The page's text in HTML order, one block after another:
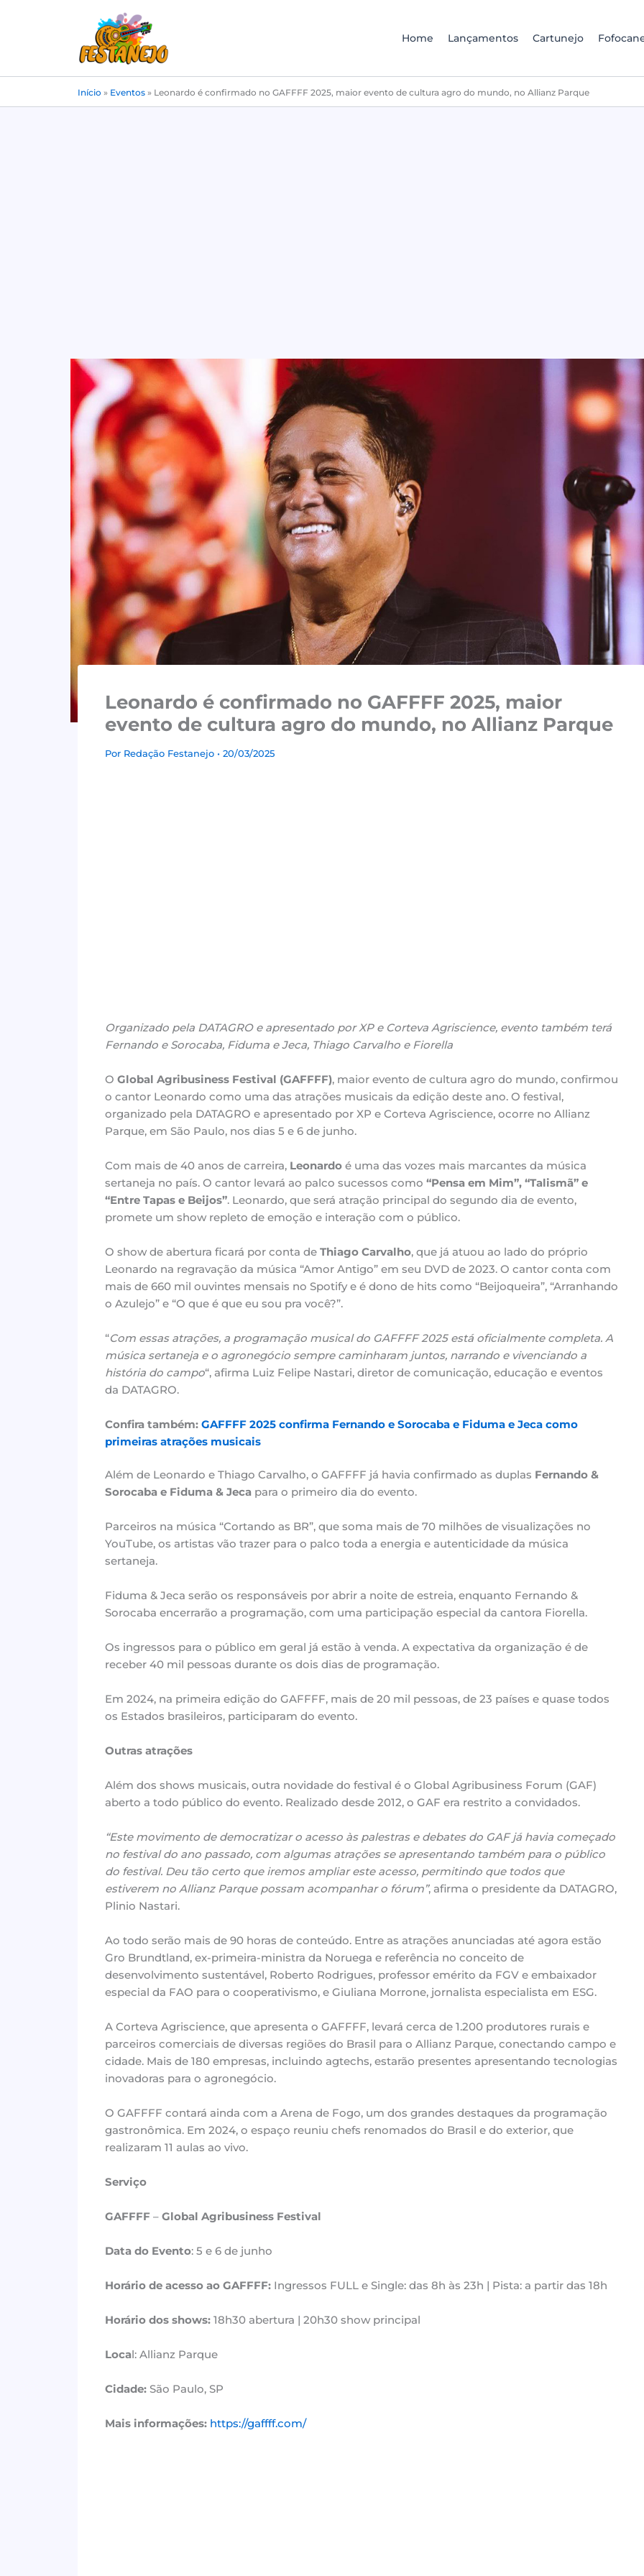
Home Lançamentos Cartunejo
Início » Eventos » Leonardo é confirmado no GAFFFF 2025, maior evento de cultura agro do mundo, no Allianz Parque
Leonardo é confirmado no GAFFFF 2025, maior
evento de cultura agro do mundo, no Allianz Parque
Por Redação Festanejo • 20/03/2025
Organizado pela DATAGRO e apresentado por XP e Corteva Agriscience, evento também terá
Fernando e Sorocaba, Fiduma e Jeca, Thiago Carvalho e Fiorella
O Global Agribusiness Festival (GAFFFF), maior evento de cultura agro do mundo, confirmou
o cantor Leonardo como uma das atrações musicais da edição deste ano. O festival,
organizado pela DATAGRO e apresentado por XP e Corteva Agriscience, ocorre no Allianz
Parque, em São Paulo, nos dias 5 e 6 de junho.
Com mais de 40 anos de carreira, Leonardoé uma das vozes mais marcantes da música
sertaneja no país. O cantor levará ao palco sucessos como “Pensa em Mim”, “Talismã” e
“Entre Tapas e Beijos”. Leonardo, que será atração principal do segundo dia de evento,
promete um show repleto de emoção e interação com o público.
O show de abertura ficará por conta de Thiago Carvalho, que já atuou ao lado do próprio
Leonardo na regravação da música “Amor Antigo” em seu DVD de 2023. O cantor conta com
mais de 660 mil ouvintes mensais no Spotify e é dono de hits como “Beijoqueira”, “Arranhando
o Azulejo” e “O que é que eu sou pra você?”.
“Com essas atrações, a programação musical do GAFFFF 2025 está oficialmente completa. A
música sertaneja e o agronegócio sempre caminharam juntos, narrando e vivenciando a
história do campo“, afirma Luiz Felipe Nastari, diretor de comunicação, educação e eventos
da DATAGRO.
Confira também: GAFFFF 2025 confirma Fernando e Sorocaba e Fiduma e Jeca como
primeiras atrações musicais
Além de Leonardo e Thiago Carvalho, o GAFFFF já havia confirmado as duplas Fernando &
Sorocaba e Fiduma & Jeca para o primeiro dia do evento.
Parceiros na música “Cortando as BR”, que soma mais de 70 milhões de visualizações no
YouTube, os artistas vão trazer para o palco toda a energia e autenticidade da música
sertaneja.
Fiduma & Jeca serão os responsáveis por abrir a noite de estreia, enquanto Fernando &
Sorocaba encerrarão a programação, com uma participação especial da cantora Fiorella.
Os ingressos para o público em geral já estão à venda. A expectativa da organização é de
receber 40 mil pessoas durante os dois dias de programação.
Em 2024, na primeira edição do GAFFFF, mais de 20 mil pessoas, de 23 países e quase todos
os Estados brasileiros, participaram do evento.
Outras atrações
Além dos shows musicais, outra novidade do festival é o Global Agribusiness Forum (GAF)
aberto a todo público do evento. Realizado desde 2012, o GAF era restrito a convidados.
“Este movimento de democratizar o acesso às palestras e debates do GAF já havia começado
no festival do ano passado, com algumas atrações se apresentando também para o público
do festival. Deu tão certo que iremos ampliar este acesso, permitindo que todos que
estiverem no Allianz Parque possam acompanhar o fórum”, afirma o presidente da DATAGRO,
Plinio Nastari.
Ao todo serão mais de 90 horas de conteúdo. Entre as atrações anunciadas até agora estão
Gro Brundtland, ex-primeira-ministra da Noruega e referência no conceito de
desenvolvimento sustentável, Roberto Rodrigues, professor emérito da FGV e embaixador
especial da FAO para o cooperativismo, e Giuliana Morrone, jornalista especialista em ESG.
A Corteva Agriscience, que apresenta o GAFFFF, levará cerca de 1.200 produtores rurais e
parceiros comerciais de diversas regiões do Brasil para o Allianz Parque, conectando campo e
cidade. Mais de 180 empresas, incluindo agtechs, estarão presentes apresentando tecnologias
inovadoras para o agronegócio.
O GAFFFF contará ainda com a Arena de Fogo, um dos grandes destaques da programação
gastronômica. Em 2024, o espaço reuniu chefs renomados do Brasil e do exterior, que
realizaram 11 aulas ao vivo.
Serviço
GAFFFF – Global Agribusiness Festival
Data do Evento: 5 e 6 de junho
Horário de acesso ao GAFFFF: Ingressos FULL e Single: das 8h às 23h | Pista: a partir das 18h
Horário dos shows: 18h30 abertura | 20h30 show principal
Local: Allianz Parque
Cidade:São Paulo, SP
Mais informações: https://gaffff.com/